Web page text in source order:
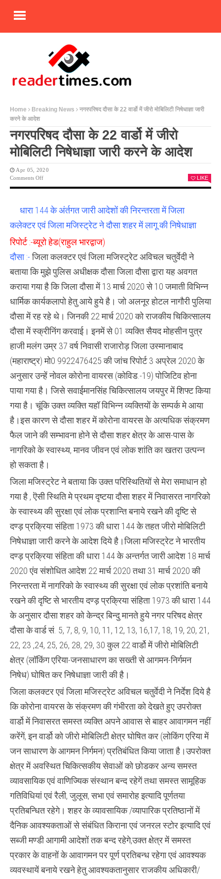
Home Breaking News
नगरपरिषद दौसा के 22 वार्डो में जीरो मोबिलिटी निषेधाज्ञा जारी
करने के आदेश
नगरपरिषद दौसा के 22 वार्डो में जीरो
मोबिलिटी निषेधाज्ञा जारी करने के आदेश
Apr 05, 2020
Comments OffOn
22
में
मोबिलिटी
जारी
के
LIKE
धारा 144 के अंर्तगत जारी आदेशों की निरन्तरता में जिला
कलेक्टर एवं जिला मजिस्ट्रेट ने दौसा शहर में लागू की निषेधाज्ञा
रिपोर्ट :-ब्यूरो हेड(राहुल भारद्वाज)
दौसा :-जिला कलक्टर एवं जिला मजिस्ट्रेट अविचल चतुर्वेदी ने
बताया कि मुझे पुलिस अधीक्षक दौसा जिला दौसा द्वारा यह अवगत
कराया गया है कि जिला दौसा में 13 मार्च 2020 से 10 जमाती विभिन्न
धार्मिक कार्यकलापो हेतु आये हुये है। जो अलनूर होटल नागौरी पुलिया
दौसा में रह रहे थे। जिनकी 22 मार्च 2020 को राजकीय चिकित्सालय
दौसा में स्क्रीनिंग करवाई। इनमें से 01 व्यक्ति सैयद मोहसीन पुत्र
हाजी मलंग उम्र 37 वर्ष निवासी राजारोड़ जिला उस्मानाबाद
(महाराष्ट्र) मो0 9922476425 की जांच रिपोर्ट 3 अप्रेल 2020 के
अनुसार उन्हें नोवल कोरोना वायरस (कोविड.-19) पोजिटिव होना
पाया गया है। जिसे सवाईमानसिंह चिकित्सालय जयपुर में शिफ्ट किया
गया है। चूंकि उक्त व्यक्ति यहॉ विभिन्न व्यक्तियों के सम्पर्क मे आया
है।इस कारण से दौसा शहर में कोरोना वायरस के अत्यधिक संक्रमण
फैल जाने की सम्भावना होने से दौसा शहर क्षेत्र के आस-पास के
नागरिको के स्वास्थ्य, मानव जीवन एवं लोक शांति का खतरा उत्पन्न
हो सकता है।
जिला मजिस्ट्रेट ने बताया कि उक्त परिस्थितियों से मेरा समाधान हो
गया है , ऎसी स्थिति मे प्रथम दृष्टया दौसा शहर में निवासरत नागरिको
के स्वास्थ्य की सुरक्षा एवं लोक प्रशान्ति बनाये रखने की दृष्टि से
दण्ड़ प्रक्रिया संहिता 1973 की धारा 144 के तहत जीरो मोबिलिटी
निषेधाज्ञा जारी करने के आदेश दिये है।जिला मजिस्ट्रेट ने भारतीय
दण्ड़ प्रक्रिया संहिता की धारा 144 के अन्तर्गत जारी आदेश 18 मार्च
2020 एंव संशोधित आदेश 22 मार्च 2020 तथा 31 मार्च 2020 की
निरन्तरता में नागरिको के स्वास्थ्य की सुरक्षा एवं लोक प्रशांति बनाये
रखने की दृष्टि से भारतीय दण्ड़ प्रक्रिया संहिता 1973 की धारा 144
के अनुसार दौसा शहर को केन्द्र बिन्दु मानते हुये नगर परिषद क्षेत्र
दौसा के वार्ड सं. 5, 7, 8, 9, 10, 11, 12, 13, 16,17, 18, 19, 20, 21,
22, 23 ,24, 25, 26, 28, 29, 30 कुल 22 वार्डो में जीरो मोबिलिटी
क्षेत्र (लॉकिंग एरिया-जनसाधारण का सख्ती से आगमन-निर्गमन
निषेध) घोषित कर निषेधाज्ञा जारी की है।
जिला कलक्टर एवं जिला मजिस्ट्रेट अविचल चतुर्वेदी ने निर्देश दिये है
कि कोरोना वायरस के संक्रमण की गंभीरता को देखते हुए उपरोक्त
वार्डो में निवासरत समस्त व्यक्ति अपने आवास से बाहर आवागमन नहीं
करेंगें, इन वार्डो को जीरो मोबिलिटी क्षेत्र घोषित कर (लोकिंग एरिया में
जन साधारण के आगमन निर्गमन) प्रतिबंधित किया जाता है।उपरोक्त
क्षेत्र में अवस्थित चिकित्सकीय सेवाओं को छोडकर अन्य समस्त
व्यावसायिक एवं वाणिज्यिक संस्थान बन्द रहेगें तथा समस्त सामूहिक
गतिविधियां एवं रैली, जुलूस, सभा एवं समारोह इत्यादि पूर्णतया
प्रतिबन्धित रहेगे। शहर के व्यावसायिक /व्यापारिक प्रतिष्ठानों में
दैनिक आवश्यकताओं से संबंधित किराना एवं जनरल स्टोर इत्यादि एवं
सब्जी मण्डी आगामी आदेशों तक बन्द रहेगे,उक्त क्षेत्र में समस्त
प्रकार के वाहनों के आवागमन पर पूर्ण प्रतिबन्ध रहेगा एवं आवश्यक
व्यवस्थायें बनाये रखने हेतु आवश्यकतानुसार राजकीय अधिकारी/